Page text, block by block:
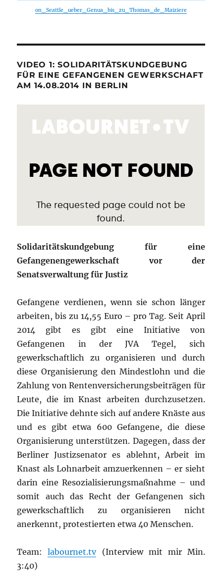
on_Seattle_ueber_Genua_bis_zu_Thomas_de_Maiziere
VIDEO 1: SOLIDARITÄTSKUNDGEBUNG
FÜR EINE GEFANGENEN GEWERKSCHAFT
AM 14.08.2014 IN BERLIN
Solidaritätskundgebung für eine
Gefangenengewerkschaft vor der
Senatsverwaltung für Justiz
Gefangene verdienen, wenn sie schon länger
arbeiten, bis zu 14,55 Euro – pro Tag. Seit April
2014 gibt es gibt eine Initiative von
Gefangenen in der JVA Tegel, sich
gewerkschaftlich zu organisieren und durch
diese Organisierung den Mindestlohn und die
Zahlung von Rentenversicherungsbeiträgen für
Leute, die im Knast arbeiten durchzusetzen.
Die Initiative dehnte sich auf andere Knäste aus
und es gibt etwa 600 Gefangene, die diese
Organisierung unterstützen. Dagegen, dass der
Berliner Justizsenator es ablehnt, Arbeit im
Knast als Lohnarbeit amzuerkennen – er sieht
darin eine Resozialisierungsmaßnahme – und
somit auch das Recht der Gefangenen sich
gewerkschaftlich zu organisieren nicht
anerkennt, protestierten etwa 40 Menschen.
Team:labournet.tv(Interview mit mir Min.
3:40)